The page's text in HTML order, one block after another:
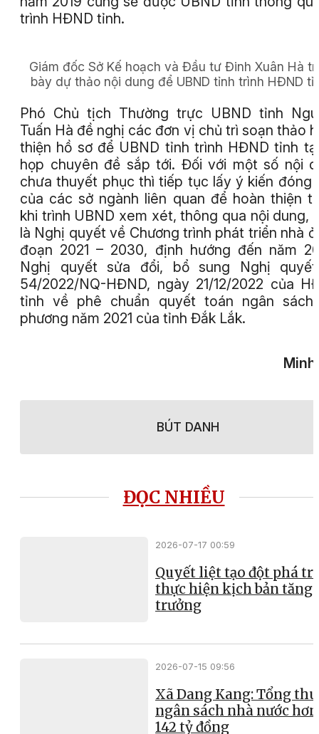
trình HĐND tỉnh.
Giám đốc Sở Kế hoạch và Đầu tư Đinh Xuân Hà
bày dự thảo nội dung để UBND tỉnh trình HĐND
Phó Chủ tịch Thường trực UBND tỉnh
Tuấn Hà đề nghị các đơn vị chủ trì soạn thảo
thiện hồ sơ để UBND tỉnh trình HĐND tỉnh
họp chuyên đề sắp tới. Đối với một số nội
chưa thuyết phục thì tiếp tục lấy ý kiến đóng
của các sở ngành liên quan để hoàn thiện
khi trình UBND xem xét, thông qua nội dung,
là Nghị quyết về Chương trình phát triển nhà ở
đoạn 2021 – 2030, định hướng đến năm
Nghị quyết sửa đổi, bổ sung Nghị
54/2022/NQ-HĐND, ngày 21/12/2022 của
tỉnh về phê chuẩn quyết toán ngân sách
phương năm 2021 của tỉnh Đắk Lắk.
BÚT DANH
ĐỌC NHIỀU
2026-07-17 00:59
Quyết liệt tạo đột phá
thực hiện kịch bản tăng
trưởng
2026-07-15 09:56
Xã Dang Kang: Tổng thu
ngân sách nhà nước hơn
142 tỷ đồng